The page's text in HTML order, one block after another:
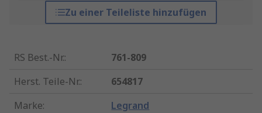
Zu einer Teileliste hinzufügen
RS Best.-Nr.:
761-809
Herst. Teile-Nr.:
654817
Marke: Legrand